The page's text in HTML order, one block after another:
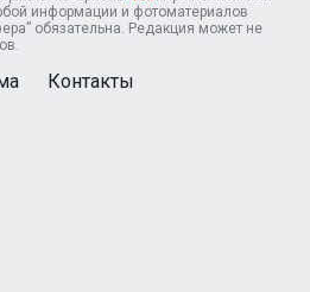
информации и фотоматериалов
обязательна. Редакция может не
Контакты